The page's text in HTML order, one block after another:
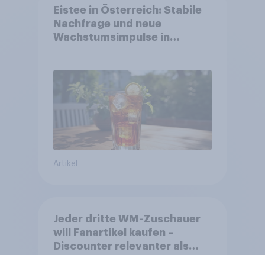
Eistee in Österreich: Stabile
Nachfrage und neue
Wachstumsimpulse in
Artikel
Jeder dritte WM-Zuschauer
will Fanartikel kaufen –
Discounter relevanter als